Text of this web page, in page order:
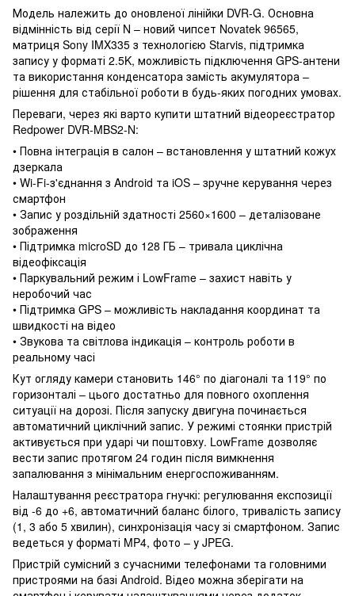
Модель належить до оновленої лінійки DVR-G. Основна
відмінність від серії N – новий чипсет Novatek 96565,
матриця Sony IMX335 з технологією Starvis, підтримка
запису у форматі 2.5K, можливість підключення GPS-антени
та використання конденсатора замість акумулятора –
рішення для стабільної роботи в будь-яких погодних умовах.
Переваги, через які варто купити штатний відеореєстратор
Redpower DVR-MBS2-N:
• Повна інтеграція в салон – встановлення у штатний кожух
дзеркала
• Wi-Fi-з'єднання з Android та iOS – зручне керування через
смартфон
• Запис у роздільній здатності 2560×1600 – деталізоване
зображення
• Підтримка microSD до 128 ГБ – тривала циклічна
відеофіксація
• Паркувальний режим і LowFrame – захист навіть у
неробочий час
• Підтримка GPS – можливість накладання координат та
швидкості на відео
• Звукова та світлова індикація – контроль роботи в
реальному часі
Кут огляду камери становить 146° по діагоналі та 119° по
горизонталі – цього достатньо для повного охоплення
ситуації на дорозі. Після запуску двигуна починається
автоматичний циклічний запис. У режимі стоянки пристрій
активується при ударі чи поштовху. LowFrame дозволяє
вести запис протягом 24 годин після вимкнення
запалювання з мінімальним енергоспоживанням.
Налаштування реєстратора гнучкі: регулювання експозиції
від -6 до +6, автоматичний баланс білого, тривалість запису
(1, 3 або 5 хвилин), синхронізація часу зі смартфоном. Запис
ведеться у форматі MP4, фото – у JPEG.
Пристрій сумісний з сучасними телефонами та головними
пристроями на базі Android. Відео можна зберігати на